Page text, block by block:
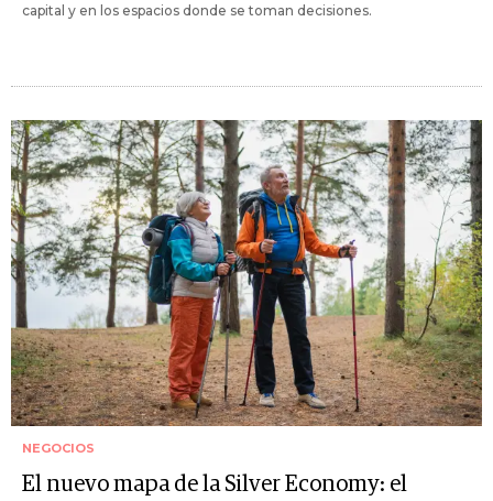
capital y en los espacios donde se toman decisiones.
NEGOCIOS
El nuevo mapa de la Silver Economy: el